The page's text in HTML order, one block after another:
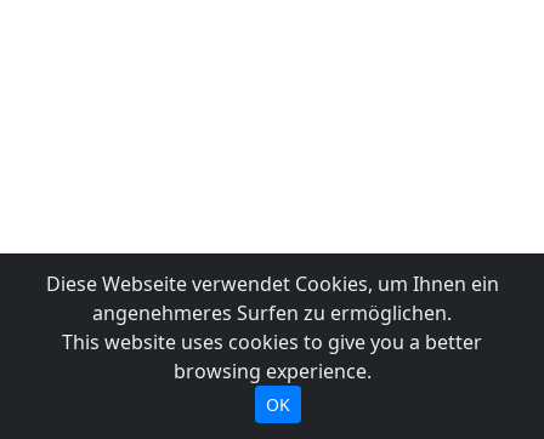
Diese Webseite verwendet Cookies, um Ihnen ein
angenehmeres Surfen zu ermöglichen.
This website uses cookies to give you a better
browsing experience.
OK